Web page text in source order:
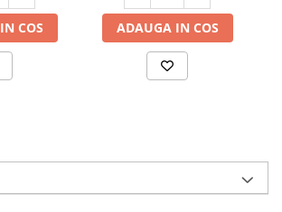
COS ADAUGA IN COS